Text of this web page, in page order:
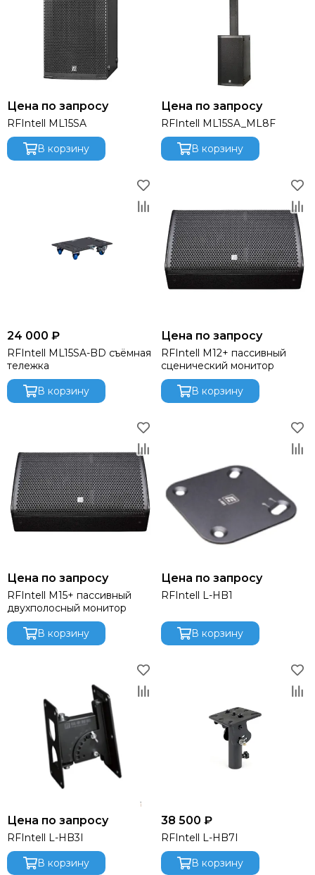
Цена по запросу
RFIntell ML15SA
В корзину
Цена по запросу
RFIntell ML15SA_ML8F
В корзину
24 000 ₽
RFIntell ML15SA-BD съёмная
тележка
В корзину
Цена по запросу
RFIntell M12+ пассивный
сценический монитор
В корзину
Цена по запросу
RFIntell M15+ пассивный
двухполосный монитор
В корзину
Цена по запросу
RFIntell L-HB1
В корзину
Цена по запросу
RFIntell L-HB3I
В корзину
38 500 ₽
RFIntell L-HB7I
В корзину